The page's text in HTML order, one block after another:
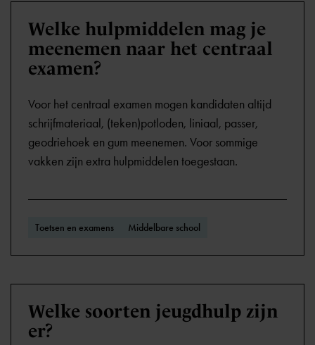
Welke hulpmiddelen mag je
meenemen naar het centraal
examen?
Voor het centraal examen mogen kandidaten altijd
schrijfmateriaal, (teken)potloden, liniaal, passer,
geodriehoek en gum meenemen. Voor sommige
vakken zijn extra hulpmiddelen toegestaan.
Toetsen en examens Middelbare school
Welke soorten jeugdhulp zijn
er?